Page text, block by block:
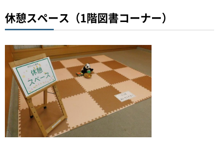
休憩スペース（1階図書コーナー）